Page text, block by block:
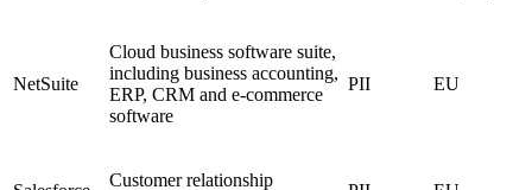
NetSuite
Cloud business software suite,
including business accounting,
ERP, CRM and e-commerce
software
PII EU
Customer relationship